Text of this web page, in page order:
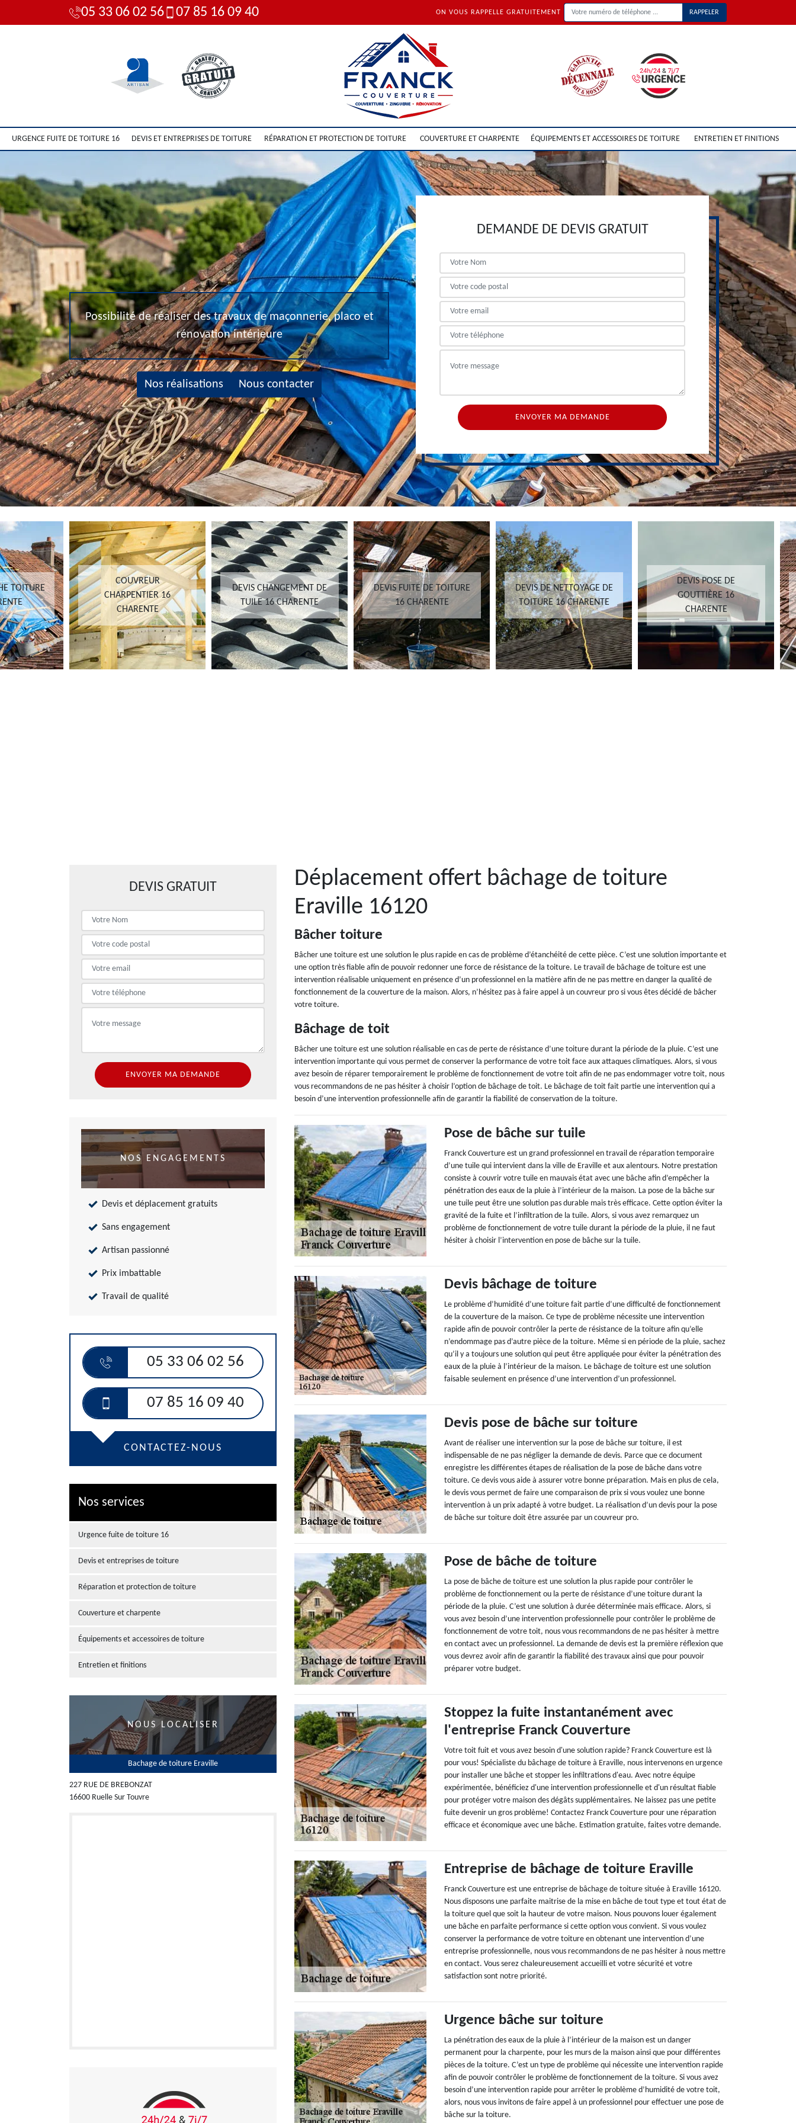
05 33 06 02 56 07 85 16 09 40 ON VOUS RAPPELLE GRATUITEMENT
URGENCE FUITE DE TOITURE 16 DEVIS ET ENTREPRISES DE TOITURE RÉPARATION ET PROTECTION DE TOITURE COUVERTURE ET CHARPENTE ÉQUIPEMENTS ET ACCESSOIRES DE TOITURE ENTRETIEN ET FINITIONS
Possibilité de réaliser des travaux de maçonnerie, placo et
rénovation intérieure
Nos réalisations Nous contacter
DEMANDE DE DEVIS GRATUIT
TOITURE
COUVREUR
CHARPENTIER 16
CHARENTE
DEVIS CHANGEMENT DE
TUILE 16 CHARENTE
DEVIS FUITE DE TOITURE
16 CHARENTE
DEVIS DE NETTOYAGE DE
TOITURE 16 CHARENTE
DEVIS POSE DE
GOUTTIÈRE 16
CHARENTE
DEVIS GRATUIT
NOS ENGAGEMENTS
Devis et déplacement gratuits
Sans engagement
Artisan passionné
Prix imbattable
Travail de qualité
05 33 06 02 56
07 85 16 09 40
CONTACTEZ-NOUS
Nos services
Urgence fuite de toiture 16
Devis et entreprises de toiture
Réparation et protection de toiture
Couverture et charpente
Équipements et accessoires de toiture
Entretien et finitions
NOUS LOCALISER
Bachage de toiture Eraville
227 RUE DE BREBONZAT
16600 Ruelle Sur Touvre
Déplacement offert bâchage de toiture
Eraville 16120
Bâcher toiture
Bâcher une toiture est une solution le plus rapide en cas de problème d’étanchéité de cette pièce. C’est une solution importante et
une option très fiable afin de pouvoir redonner une force de résistance de la toiture. Le travail de bâchage de toiture est une
intervention réalisable uniquement en présence d’un professionnel en la matière afin de ne pas mettre en danger la qualité de
fonctionnement de la couverture de la maison. Alors, n’hésitez pas à faire appel à un couvreur pro si vous êtes décidé de bâcher
votre toiture.
Bâchage de toit
Bâcher une toiture est une solution réalisable en cas de perte de résistance d’une toiture durant la période de la pluie. C’est une
intervention importante qui vous permet de conserver la performance de votre toit face aux attaques climatiques. Alors, si vous
avez besoin de réparer temporairement le problème de fonctionnement de votre toit afin de ne pas endommager votre toit, nous
vous recommandons de ne pas hésiter à choisir l’option de bâchage de toit. Le bâchage de toit fait partie une intervention qui a
besoin d’une intervention professionnelle afin de garantir la fiabilité de conservation de la toiture.
Pose de bâche sur tuile
Franck Couverture est un grand professionnel en travail de réparation temporaire
d’une tuile qui intervient dans la ville de Eraville et aux alentours. Notre prestation
consiste à couvrir votre tuile en mauvais état avec une bâche afin d’empêcher la
pénétration des eaux de la pluie à l’intérieur de la maison. La pose de la bâche sur
une tuile peut être une solution pas durable mais très efficace. Cette option éviter la
gravité de la fuite et l’infiltration de la tuile. Alors, si vous avez remarquez un
problème de fonctionnement de votre tuile durant la période de la pluie, il ne faut
hésiter à choisir l’intervention en pose de bâche sur la tuile.
Devis bâchage de toiture
Le problème d’humidité d’une toiture fait partie d’une difficulté de fonctionnement
de la couverture de la maison. Ce type de problème nécessite une intervention
rapide afin de pouvoir contrôler la perte de résistance de la toiture afin qu’elle
n’endommage pas d’autre pièce de la toiture. Même si en période de la pluie, sachez
qu’il y a toujours une solution qui peut être appliquée pour éviter la pénétration des
eaux de la pluie à l’intérieur de la maison. Le bâchage de toiture est une solution
faisable seulement en présence d’une intervention d’un professionnel.
Devis pose de bâche sur toiture
Avant de réaliser une intervention sur la pose de bâche sur toiture, il est
indispensable de ne pas négliger la demande de devis. Parce que ce document
enregistre les différentes étapes de réalisation de la pose de bâche dans votre
toiture. Ce devis vous aide à assurer votre bonne préparation. Mais en plus de cela,
le devis vous permet de faire une comparaison de prix si vous voulez une bonne
intervention à un prix adapté à votre budget. La réalisation d’un devis pour la pose
de bâche sur toiture doit être assurée par un couvreur pro.
Pose de bâche de toiture
La pose de bâche de toiture est une solution la plus rapide pour contrôler le
problème de fonctionnement ou la perte de résistance d’une toiture durant la
période de la pluie. C’est une solution à durée déterminée mais efficace. Alors, si
vous avez besoin d’une intervention professionnelle pour contrôler le problème de
fonctionnement de votre toit, nous vous recommandons de ne pas hésiter à mettre
en contact avec un professionnel. La demande de devis est la première réflexion que
vous devrez avoir afin de garantir la fiabilité des travaux ainsi que pour pouvoir
préparer votre budget.
Stoppez la fuite instantanément avec
l'entreprise Franck Couverture
Votre toit fuit et vous avez besoin d'une solution rapide? Franck Couverture est là
pour vous! Spécialiste du bâchage de toiture à Eraville, nous intervenons en urgence
pour installer une bâche et stopper les infiltrations d'eau. Avec notre équipe
expérimentée, bénéficiez d'une intervention professionnelle et d'un résultat fiable
pour protéger votre maison des dégâts supplémentaires. Ne laissez pas une petite
fuite devenir un gros problème! Contactez Franck Couverture pour une réparation
efficace et économique avec une bâche. Estimation gratuite, faites votre demande.
Entreprise de bâchage de toiture Eraville
Franck Couverture est une entreprise de bâchage de toiture située à Eraville 16120.
Nous disposons une parfaite maitrise de la mise en bâche de tout type et tout état de
la toiture quel que soit la hauteur de votre maison. Nous pouvons louer également
une bâche en parfaite performance si cette option vous convient. Si vous voulez
conserver la performance de votre toiture en obtenant une intervention d’une
entreprise professionnelle, nous vous recommandons de ne pas hésiter à nous mettre
en contact. Vous serez chaleureusement accueilli et votre sécurité et votre
satisfaction sont notre priorité.
Urgence bâche sur toiture
La pénétration des eaux de la pluie à l’intérieur de la maison est un danger
permanent pour la charpente, pour les murs de la maison ainsi que pour différentes
pièces de la toiture. C’est un type de problème qui nécessite une intervention rapide
afin de pouvoir contrôler le problème de fonctionnement de la toiture. Si vous avez
besoin d’une intervention rapide pour arrêter le problème d’humidité de votre toit,
alors, nous vous invitons de faire appel à un professionnel pour effectuer une pose de
bâche sur la toiture.